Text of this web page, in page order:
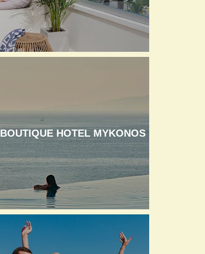
BOUTIQUE HOTEL MYKONOS